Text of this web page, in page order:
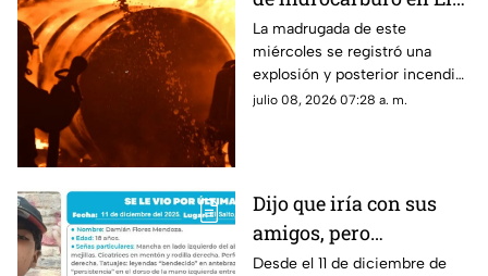
Salto; estos son los
daños
La madrugada de este
miércoles se registró una
explosión y posterior incendio
de cuatro pipas cargadas con
julio 08, 2026 07:28 a. m.
Dijo que iría con sus
amigos, pero
desapareció; buscan a
Desde el 11 de diciembre de